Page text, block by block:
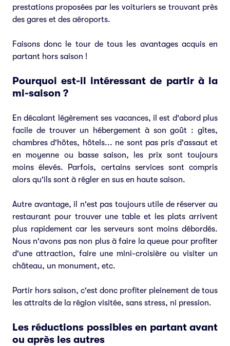
prestations proposées par les voituriers se trouvant près
des gares et des aéroports.
Faisons donc le tour de tous les avantages acquis en
partant hors saison !
Pourquoi est-il intéressant de partir à la
mi-saison ?
En décalant légèrement ses vacances, il est d'abord plus
facile de trouver un hébergement à son goût : gîtes,
chambres d'hôtes, hôtels... ne sont pas pris d'assaut et
en moyenne ou basse saison, les prix sont toujours
moins élevés. Parfois, certains services sont compris
alors qu'ils sont à régler en sus en haute saison.
Autre avantage, il n'est pas toujours utile de réserver au
restaurant pour trouver une table et les plats arrivent
plus rapidement car les serveurs sont moins débordés.
Nous n'avons pas non plus à faire la queue pour profiter
d'une attraction, faire une mini-croisière ou visiter un
château, un monument, etc.
Partir hors saison, c'est donc profiter pleinement de tous
les attraits de la région visitée, sans stress, ni pression.
Les réductions possibles en partant avant
ou après les autres